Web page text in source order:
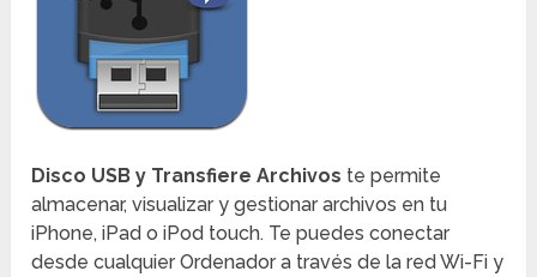
Disco USB y Transfiere Archivos te permite
almacenar, visualizar y gestionar archivos en tu
iPhone, iPad o iPod touch. Te puedes conectar
desde cualquier Ordenador a través de la red Wi-Fi y